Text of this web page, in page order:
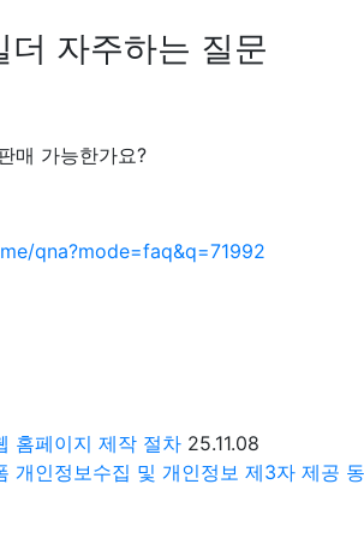
더 자주하는 질문
매 가능한가요?
qna?mode=faq&q=71992
홈페이지 제작 절차 25.11.08
개인정보수집 및 개인정보 제3자 제공